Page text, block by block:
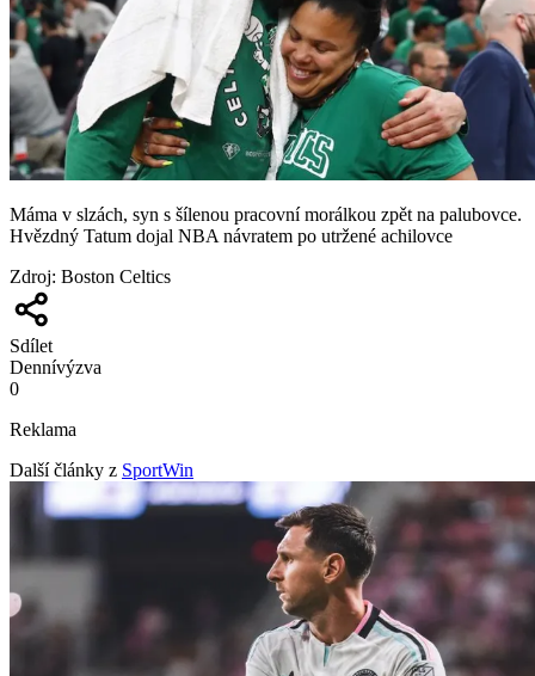
Máma v slzách, syn s šílenou pracovní morálkou zpět na palubovce.
Hvězdný Tatum dojal NBA návratem po utržené achilovce
Zdroj: Boston Celtics
Sdílet
Dennívýzva
0
Reklama
Další články z SportWin